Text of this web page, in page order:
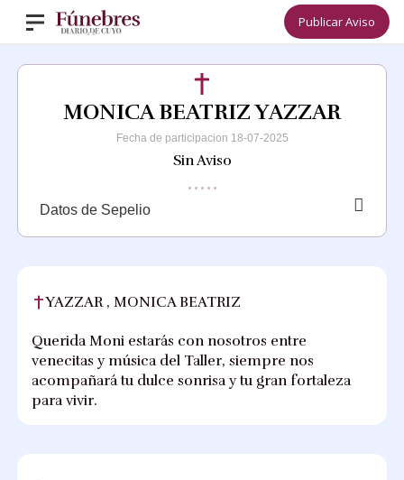
Publicar Aviso
MONICA BEATRIZ YAZZAR
Fecha de participacion 18-07-2025
Sin Aviso
Datos de Sepelio
YAZZAR , MONICA BEATRIZ
Querida Moni estarás con nosotros entre
venecitas y música del Taller, siempre nos
acompañará tu dulce sonrisa y tu gran fortaleza
para vivir.